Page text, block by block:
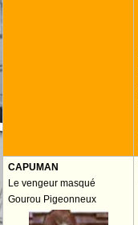
CAPUMAN
Le vengeur masqué
Gourou Pigeonneux